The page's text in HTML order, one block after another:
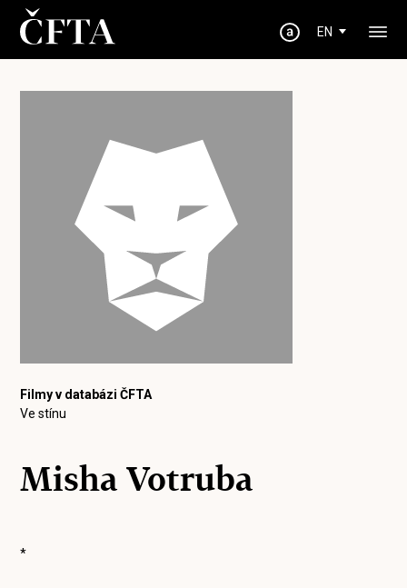
EN
Filmy v databázi ČFTA
Ve stínu
Misha Votruba
*